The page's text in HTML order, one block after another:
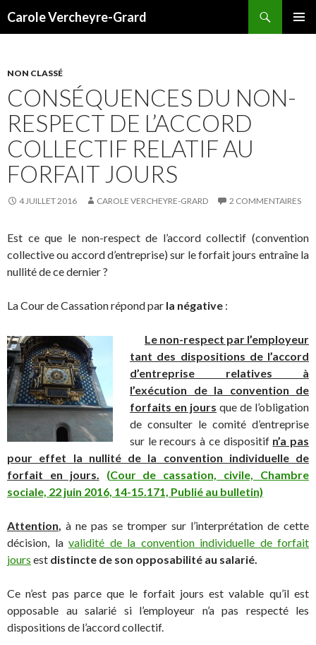
Carole Vercheyre-Grard
NON CLASSÉ
CONSÉQUENCES DU NON-
RESPECT DE L’ACCORD
COLLECTIF RELATIF AU
FORFAIT JOURS
4 JUILLET 2016 CAROLE VERCHEYRE-GRARD 2 COMMENTAIRES
Est ce que le non-respect de l’accord collectif (convention
collective ou accord d’entreprise) sur le forfait jours entraîne la
nullité de ce dernier ?
La Cour de Cassation répond par la négative :
Le non-respect par l’employeur
tant des dispositions de l’accord
d’entreprise relatives à
l’exécution de la convention de
forfaits en jours que de l’obligation
de consulter le comité d’entreprise
sur le recours à ce dispositif n’a pas
pour effet la nullité de la convention individuelle de
forfait en jours.
(Cour de cassation, civile, Chambre
sociale, 22 juin 2016, 14-15.171, Publié au bulletin)
Attention, à ne pas se tromper sur l’interprétation de cette
décision, la validité de la convention individuelle de forfait
jours est distincte de son opposabilité au salarié.
Ce n’est pas parce que le forfait jours est valable qu’il est
opposable au salarié si l’employeur n’a pas respecté les
dispositions de l’accord collectif.